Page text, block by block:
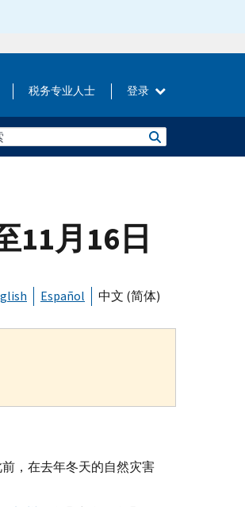
税务专业人士 登录
11月16日
Español 中文 (简体)
，在去年冬天的自然灾害